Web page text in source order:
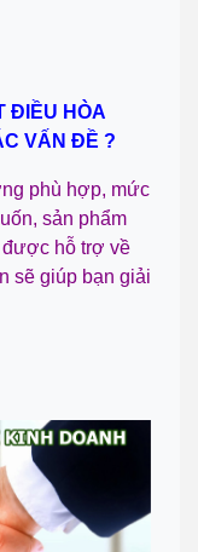
ĐIỀU HÒA
VẤN ĐỀ ?
phù hợp, mức
sản phẩm
hỗ trợ về
sẽ giúp bạn giải